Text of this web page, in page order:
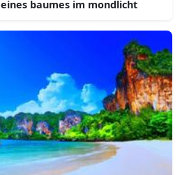
baumes im mondlicht